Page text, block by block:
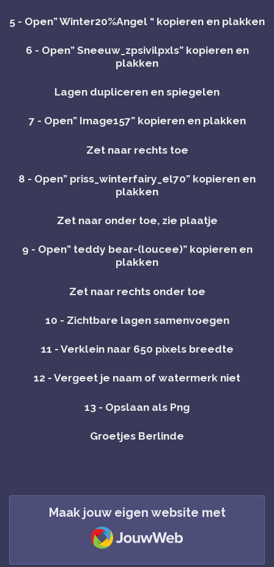
5 - Open” Winter20%Angel “ kopieren en plakken
6 - Open” Sneeuw_zpsivilpxls” kopieren en
plakken
Lagen dupliceren en spiegelen
7 - Open” Image157” kopieren en plakken
Zet naar rechts toe
8 - Open” priss_winterfairy_el70” kopieren en
plakken
Zet naar onder toe, zie plaatje
9 - Open” teddy bear-(loucee)” kopieren en
plakken
Zet naar rechts onder toe
10 - Zichtbare lagen samenvoegen
11 - Verklein naar 650 pixels breedte
12 - Vergeet je naam of watermerk niet
13 - Opslaan als Png
Groetjes Berlinde
Maak jouw eigen website met
JouwWeb